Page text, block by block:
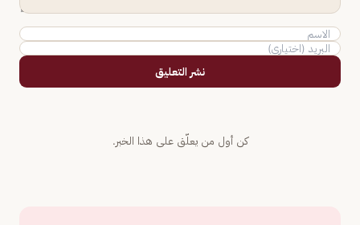
نشر التعليق
كن أول من يعلّق على هذا الخبر.